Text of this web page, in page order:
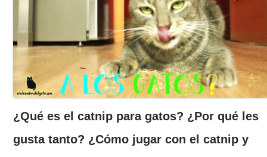
¿Qué es el catnip para gatos? ¿Por qué les
gusta tanto? ¿Cómo jugar con el catnip y